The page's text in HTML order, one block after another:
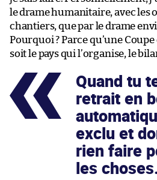
le drame humanitaire, avec les
chantiers, que par le drame
Pourquoi ? Parce qu’une
soit le pays qui l’organise, le
Quand tu
retrait en
exclu et
rien faire
les